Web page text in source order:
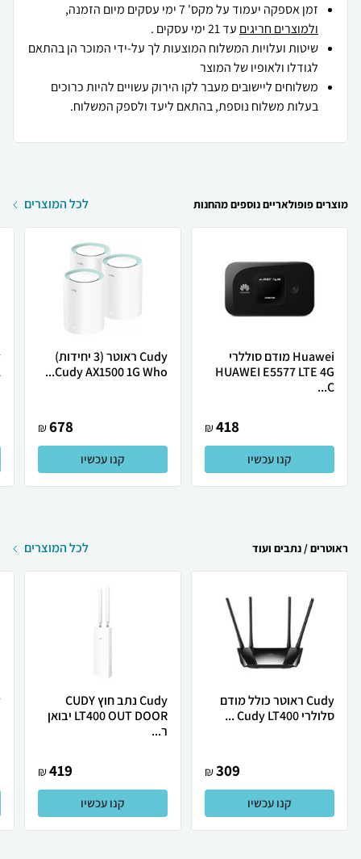
זמן אספקה יעמוד על מקס' 7 ימי עסקים מיום הזמנה,
ולמוצרים חריגים עד 21 ימי עסקים .
שיטות ועלויות המשלוח המוצעות לך על-ידי המוכר הן בהתאם
לגודלו ולאופיו של המוצר
משלוחים ליישובים מעבר לקו הירוק עשויים להיות כרוכים
בעלות משלוח נוספת, בהתאם ליעד ולספק המשלוח.
מוצרים פופולאריים נוספים מהחנות לכל המוצרים
Huawei מודם סוללרי
HUAWEI E5577 LTE 4G
C...
418
₪
קנו עכשיו
Cudy ראוטר (3 יחידות)
Cudy AX1500 1G Who...
678
₪
קנו עכשיו
ראוטרים / נתבים ועוד לכל המוצרים
Cudy ‏ראוטר כולל מודם
סלולרי Cudy LT400 ...
309
₪
קנו עכשיו
Cudy נתב חוץ CUDY
LT400 OUT DOOR יבואן
ר...
419
₪
קנו עכשיו